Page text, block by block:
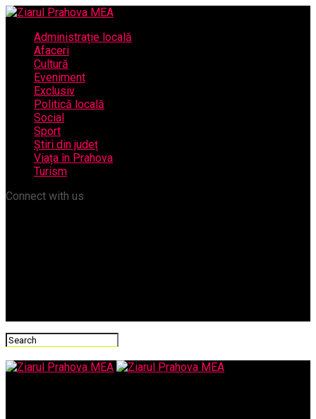
Administrație locală
Afaceri
Cultură
Eveniment
Exclusiv
Politică locală
Social
Sport
Știri din județ
Viața în Prahova
Turism
Connect with us